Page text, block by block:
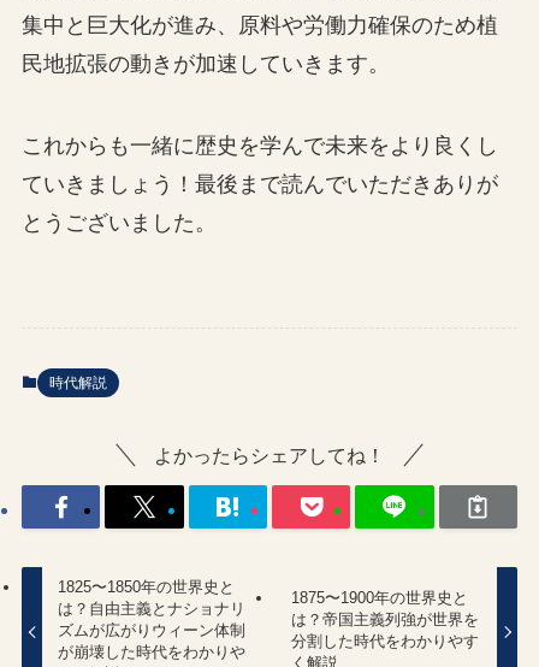
集中と巨大化が進み、原料や労働力確保のため植
民地拡張の動きが加速していきます。
これからも一緒に歴史を学んで未来をより良くし
ていきましょう！最後まで読んでいただきありが
とうございました。
時代解説
よかったらシェアしてね！
1825〜1850年の世界史と
は？自由主義とナショナリ
ズムが広がりウィーン体制
が崩壊した時代をわかりや
1875〜1900年の世界史と
は？帝国主義列強が世界を
分割した時代をわかりやす
く解説